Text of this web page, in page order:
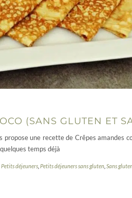
(SANS GLUTEN ET
propose une recette de Crêpes amandes
temps déjà
Petits déjeuners Petits déjeuners sans gluten Sans